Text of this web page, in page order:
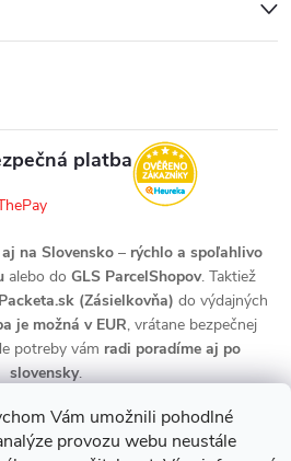
Vám umožnili pohodlné
provozu webu neustále
platba
na Slovensko – rýchlo a spoľahlivo
alebo do GLS ParcelShopov. Taktiež
Packeta.sk (Zásielkovňa) do výdajných
je možná v EUR, vrátane bezpečnej
potreby vám radi poradíme aj po
slovensky.